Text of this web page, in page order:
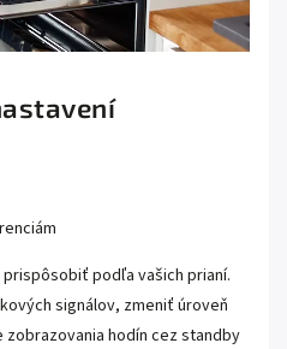
podľa vašich prianí.
signálov, zmeniť úroveň
hodín cez standby